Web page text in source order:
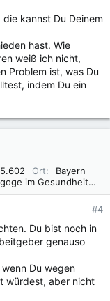
kannst Du Deinem
hast. Wie
weiß ich nicht,
Problem ist, was Du
indem Du ein
5.602 Ort
Bayern
Krankenpfleger, Berufspädagoge im Gesundheitswesen B. A.
#4
Du bist noch in
genauso
Du wegen
würdest, aber nicht